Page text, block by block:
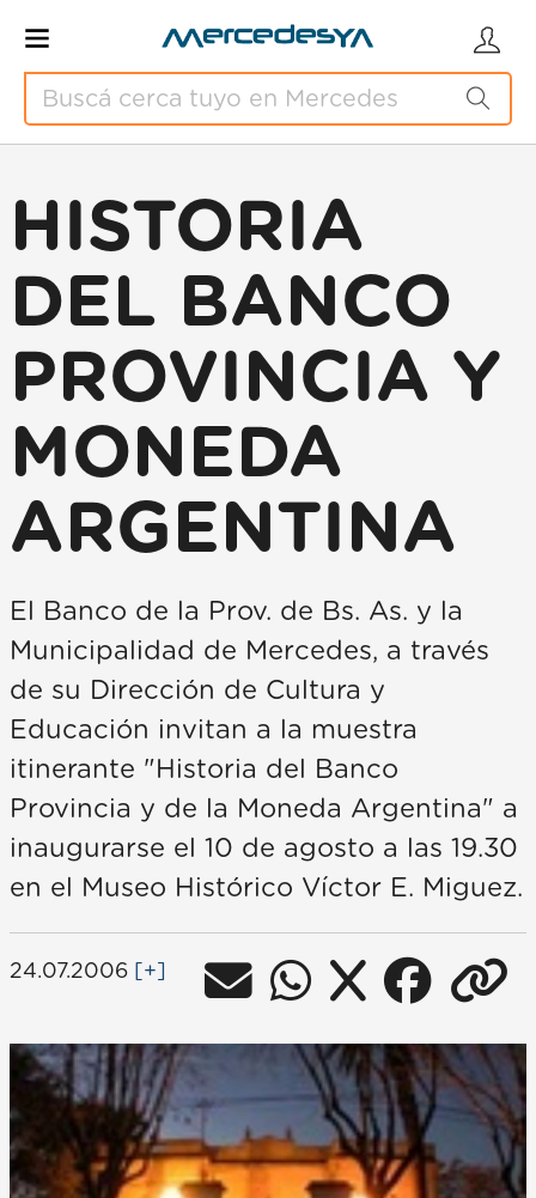
HISTORIA
DEL BANCO
PROVINCIA Y
MONEDA
ARGENTINA
El Banco de la Prov. de Bs. As. y la
Municipalidad de Mercedes, a través
de su Dirección de Cultura y
Educación invitan a la muestra
itinerante "Historia del Banco
Provincia y de la Moneda Argentina" a
inaugurarse el 10 de agosto a las 19.30
en el Museo Histórico Víctor E. Miguez.
24.07.2006 [+]